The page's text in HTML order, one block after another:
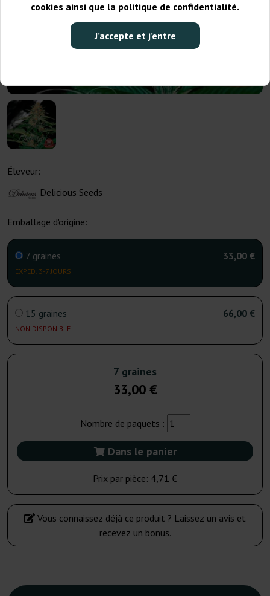
cookies ainsi que la politique de confidentialité.
J’accepte et j’entre
Éleveur:
Delicious Seeds
Emballage d'origine:
7 graines
EXPÉD. 3-7 JOURS
33,00 €
15 graines
NON DISPONIBLE
66,00 €
7 graines
33,00 €
Nombre de paquets :
Dans le panier
Prix par pièce: 4,71 €
Vous connaissez déjà ce produit ? Laissez un avis et
recevez un bonus.